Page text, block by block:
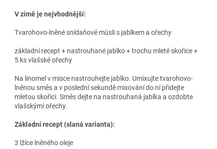
V zimě je nejvhodnější:
Tvarohovo-lněné snídaňové müsli s jablkem a ořechy
základní recept + nastrouhané jablko + trochu mleté skořice +
5 ks vlašské ořechy
Na linomel v misce nastrouhejte jablko. Umixujte tvarohovo-
lněnou směs a v poslední sekundě mixování do ní přidejte
mletou skořici. Směs dejte na nastrouhaná jablka a ozdobte
vlašskými ořechy.
Základní recept (slaná varianta):
3 lžíce lněného oleje